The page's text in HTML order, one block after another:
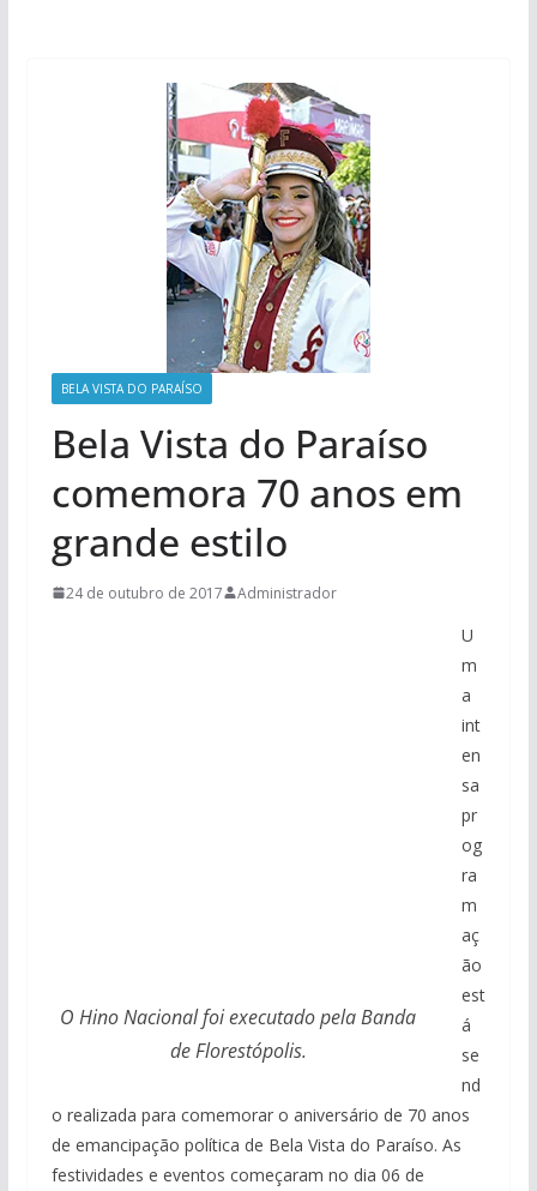
BELA VISTA DO PARAÍSO
Bela Vista do Paraíso
comemora 70 anos em
grande estilo
24 de outubro de 2017 Administrador
O Hino Nacional foi executado pela Banda
de Florestópolis.
U
m
a
int
en
sa
pr
og
ra
m
aç
ão
est
á
se
nd
o realizada para comemorar o aniversário de 70 anos
de emancipação política de Bela Vista do Paraíso. As
festividades e eventos começaram no dia 06 de